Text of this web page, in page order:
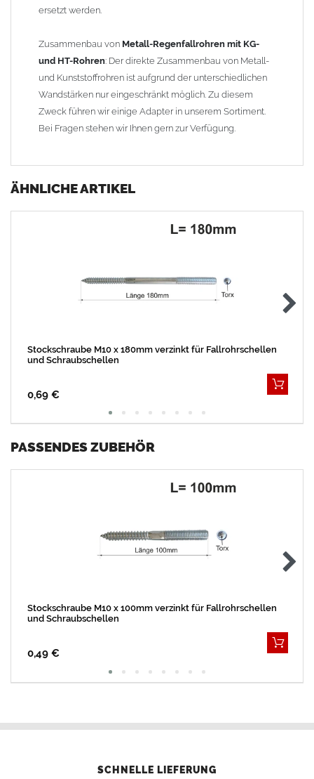
ersetzt werden.
Zusammenbau von Metall-Regenfallrohren mit KG-
und HT-Rohren: Der direkte Zusammenbau von Metall-
und Kunststoffrohren ist aufgrund der unterschiedlichen
Wandstärken nur eingeschränkt möglich. Zu diesem
Zweck führen wir einige Adapter in unserem Sortiment.
Bei Fragen stehen wir Ihnen gern zur Verfügung.
ÄHNLICHE ARTIKEL
Stockschraube M10 x 180mm verzinkt für Fallrohrschellen
und Schraubschellen
0,69 €
PASSENDES ZUBEHÖR
Stockschraube M10 x 100mm verzinkt für Fallrohrschellen
und Schraubschellen
0,49 €
SCHNELLE LIEFERUNG